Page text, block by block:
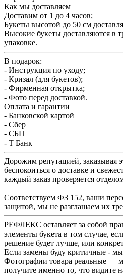
Как мы доставляем
Доставим от 1 до 4 часов;
Букеты высотой до 50 см
Высокие букеты доставляются в
упаковке.
В подарок:
- Инструкция по уходу;
- Кризал (для букетов);
- Фирменная открытка;
- Фото перед доставкой.
Оплата и гарантии
- Банковской картой
- Сбер
- СБП
- Т Банк
Дорожим репутацией, заказывая
беспокоиться о доставке и
каждый заказ проверяется
Соответствуем ФЗ 152, ваши
защитой, мы не разглашаем их
РЕФЛЕКС оставляет за собой
элементы букета в том случае,
решение будет лучше, или
Если замены буду критичные -
Фотографии товара реальные —
получите именно то, что видите